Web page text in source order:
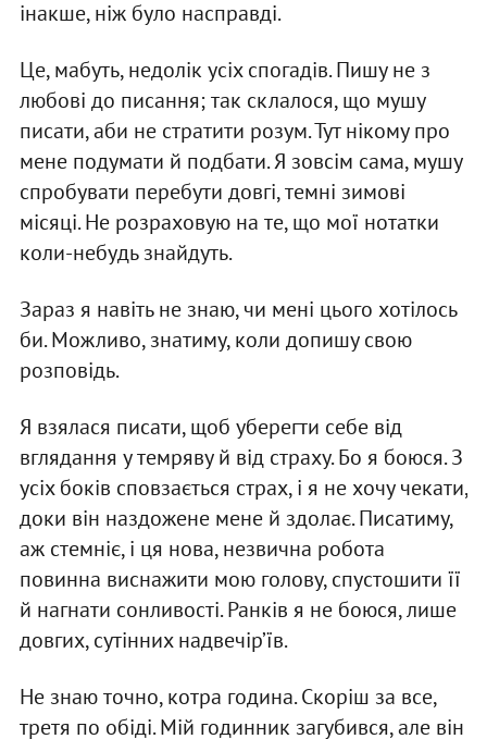
інакше, ніж було насправді.
Це, мабуть, недолік усіх спогадів. Пишу не з
любові до писання; так склалося, що мушу
писати, аби не стратити розум. Тут нікому про
мене подумати й подбати. Я зовсім сама, мушу
спробувати перебути довгі, темні зимові
місяці. Не розраховую на те, що мої нотатки
коли-небудь знайдуть.
Зараз я навіть не знаю, чи мені цього хотілось
би. Можливо, знатиму, коли допишу свою
розповідь.
Я взялася писати, щоб уберегти себе від
вглядання у темряву й від страху. Бо я боюся. З
усіх боків сповзається страх, і я не хочу чекати,
доки він наздожене мене й здолає. Писатиму,
аж стемніє, і ця нова, незвична робота
повинна виснажити мою голову, спустошити її
й нагнати сонливості. Ранків я не боюся, лише
довгих, сутінних надвечір’їв.
Не знаю точно, котра година. Скоріш за все,
третя по обіді. Мій годинник загубився, але він